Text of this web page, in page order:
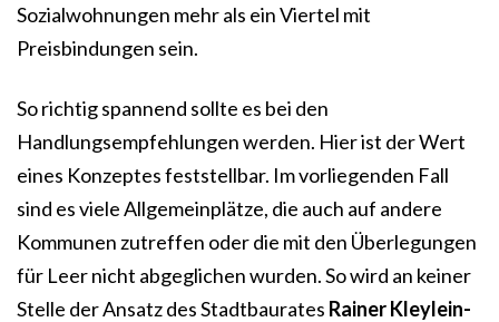
Sozialwohnungen mehr als ein Viertel mit
Preisbindungen sein.
So richtig spannend sollte es bei den
Handlungsempfehlungen werden. Hier ist der Wert
eines Konzeptes feststellbar. Im vorliegenden Fall
sind es viele Allgemeinplätze, die auch auf andere
Kommunen zutreffen oder die mit den Überlegungen
für Leer nicht abgeglichen wurden. So wird an keiner
Stelle der Ansatz des Stadtbaurates Rainer Kleylein-